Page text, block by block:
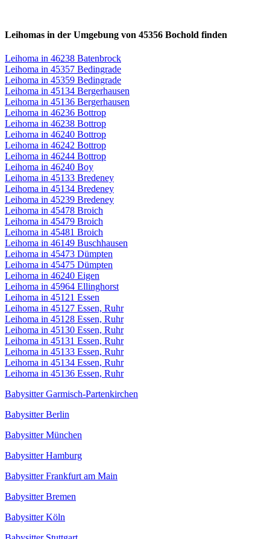
Leihomas in der Umgebung von 45356 Bochold finden
Leihoma in 46238 Batenbrock
Leihoma in 45357 Bedingrade
Leihoma in 45359 Bedingrade
Leihoma in 45134 Bergerhausen
Leihoma in 45136 Bergerhausen
Leihoma in 46236 Bottrop
Leihoma in 46238 Bottrop
Leihoma in 46240 Bottrop
Leihoma in 46242 Bottrop
Leihoma in 46244 Bottrop
Leihoma in 46240 Boy
Leihoma in 45133 Bredeney
Leihoma in 45134 Bredeney
Leihoma in 45239 Bredeney
Leihoma in 45478 Broich
Leihoma in 45479 Broich
Leihoma in 45481 Broich
Leihoma in 46149 Buschhausen
Leihoma in 45473 Dümpten
Leihoma in 45475 Dümpten
Leihoma in 46240 Eigen
Leihoma in 45964 Ellinghorst
Leihoma in 45121 Essen
Leihoma in 45127 Essen, Ruhr
Leihoma in 45128 Essen, Ruhr
Leihoma in 45130 Essen, Ruhr
Leihoma in 45131 Essen, Ruhr
Leihoma in 45133 Essen, Ruhr
Leihoma in 45134 Essen, Ruhr
Leihoma in 45136 Essen, Ruhr
Babysitter Garmisch-Partenkirchen
Babysitter Berlin
Babysitter München
Babysitter Hamburg
Babysitter Frankfurt am Main
Babysitter Bremen
Babysitter Köln